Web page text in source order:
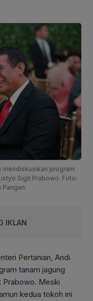
mendiskusikan program
Sigit Prabowo. Foto:
Pangan.
IKLAN
Pertanian, Andi
tanam jagung
Prabowo. Meski
kedua tokoh ini